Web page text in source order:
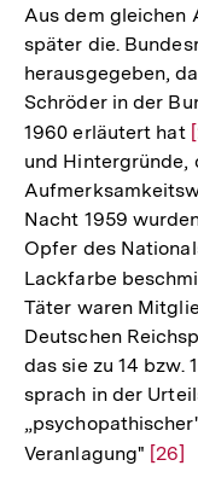
Aus dem gleichen
später die.
herausgegeben,
Schröder in der
1960 erläutert hat
und Hintergründe,
Nacht 1959
Opfer des
Lackfarbe
Täter waren
Deutschen
das sie zu 14 bzw.
sprach in der
Veranlagung" Zur
[26]